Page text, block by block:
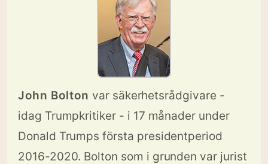
John Bolton var säkerhetsrådgivare -
idag Trumpkritiker - i 17 månader under
Donald Trumps första presidentperiod
2016-2020. Bolton som i grunden var jurist